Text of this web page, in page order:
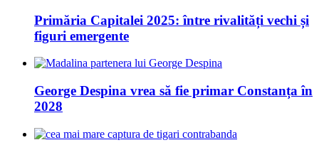
Primăria Capitalei 2025: între rivalități vechi și
figuri emergente
George Despina vrea să fie primar Constanța în
2028